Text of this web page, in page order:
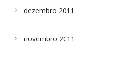
dezembro 2011
novembro 2011